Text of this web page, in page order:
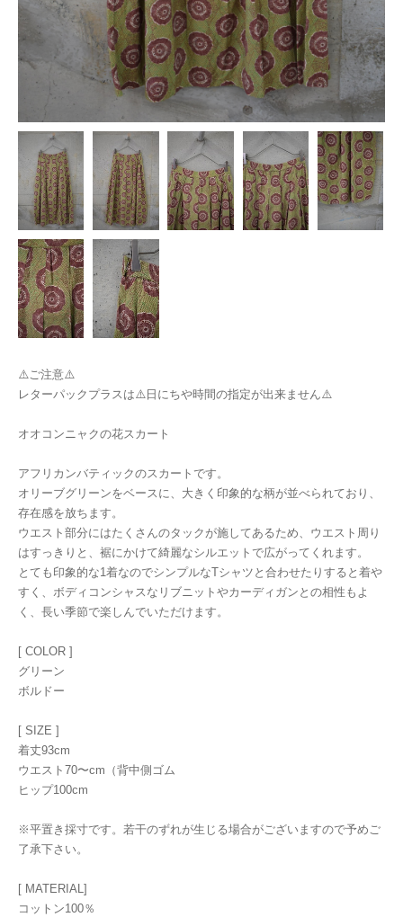
⚠️ご注意⚠️
レターパックプラスは⚠️日にちや時間の指定が出来ません⚠️
オオコンニャクの花スカート
アフリカンバティックのスカートです。
オリーブグリーンをベースに、大きく印象的な柄が並べられており、
存在感を放ちます。
ウエスト部分にはたくさんのタックが施してあるため、ウエスト周り
はすっきりと、裾にかけて綺麗なシルエットで広がってくれます。
とても印象的な1着なのでシンプルなTシャツと合わせたりすると着や
すく、ボディコンシャスなリブニットやカーディガンとの相性もよ
く、長い季節で楽しんでいただけます。
[ COLOR ]
グリーン
ボルドー
[ SIZE ]
着丈93cm
ウエスト70〜cm（背中側ゴム
ヒップ100cm
※平置き採寸です。若干のずれが生じる場合がございますので予めご
了承下さい。
[ MATERIAL]
コットン100％